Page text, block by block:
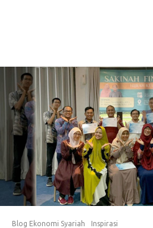
Blog Ekonomi Syariah Inspirasi